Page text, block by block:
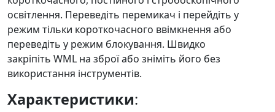
освітлення. Переведіть перемикач і перейдіть у
режим тільки короткочасного ввімкнення або
переведіть у режим блокування. Швидко
закріпіть WML на зброї або зніміть його без
використання інструментів.
Характеристики: